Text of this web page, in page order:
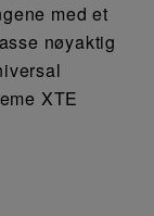
med et
nøyaktig
XTE